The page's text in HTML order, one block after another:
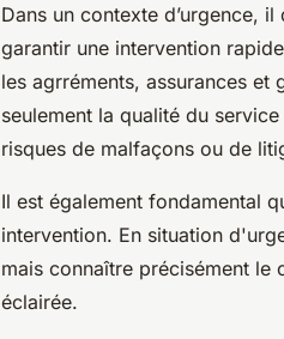
Dans un contexte d’urgence,
garantir une intervention
les agrréments, assurances et
seulement la qualité du
risques de malfaçons ou de
Il est également fondamental
intervention. En situation
mais connaître précisément le
éclairée.